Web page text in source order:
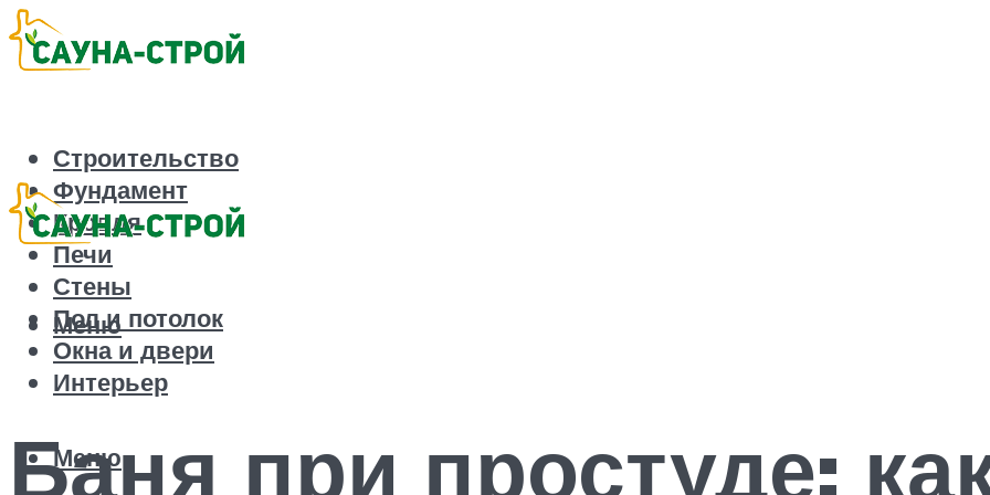
Строительство
Фундамент
Кровля
Печи
Стены
Пол и потолок
Окна и двери
Интерьер
Меню
Меню
Баня при простуде: